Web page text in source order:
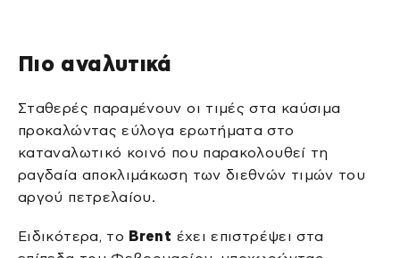
Πιο αναλυτικά
Σταθερές παραμένουν οι τιμές στα καύσιμα
προκαλώντας εύλογα ερωτήματα στο
καταναλωτικό κοινό που παρακολουθεί τη
ραγδαία αποκλιμάκωση των διεθνών τιμών του
αργού πετρελαίου.
Ειδικότερα, το Brent έχει επιστρέψει στα